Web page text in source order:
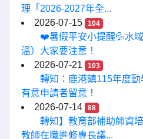
理「2026-2027年全...
2026-07-15
104
❤️暑假平安小提醒💦水
溫）大家要注意！
2026-07-21
103
轉知：鹿港鎮115年度
有意申請者留意！
2026-07-14
88
轉知】教育部補助師資
教師在職進修專長議...